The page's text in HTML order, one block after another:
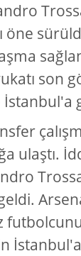
öne
son
ulaştı.